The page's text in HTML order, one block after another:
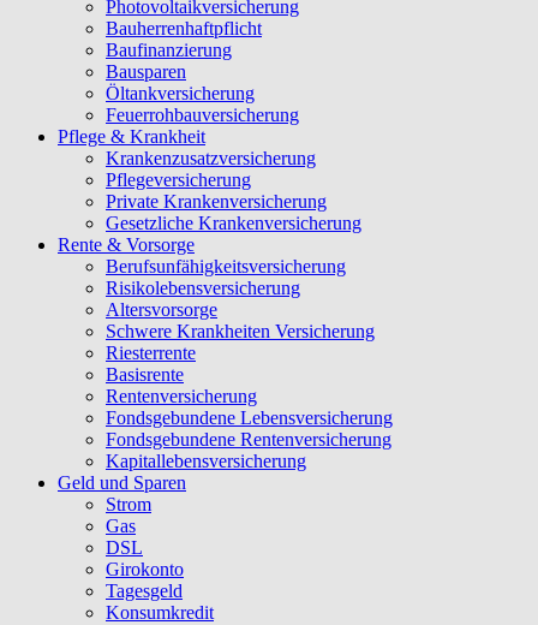
Photovoltaikversicherung
Bauherrenhaftpflicht
Baufinanzierung
Bausparen
Öltankversicherung
Feuerrohbauversicherung
Pflege & Krankheit
Krankenzusatzversicherung
Pflegeversicherung
Private Krankenversicherung
Gesetzliche Krankenversicherung
Rente & Vorsorge
Berufs­unfähigkeitsversicherung
Risikolebensversicherung
Altersvorsorge
Schwere Krankheiten Versicherung
Riesterrente
Basisrente
Rentenversicherung
Fondsgebundene Lebensversicherung
Fondsgebundene Rentenversicherung
Kapitallebensversicherung
Geld und Sparen
Strom
Gas
DSL
Girokonto
Tagesgeld
Konsumkredit